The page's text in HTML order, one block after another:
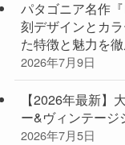
パタゴニア名作
刻デザインとカ
た特徴と魅力を
2026年7月9日
【2026年最新】
ー&ヴィンテー
2026年7月5日